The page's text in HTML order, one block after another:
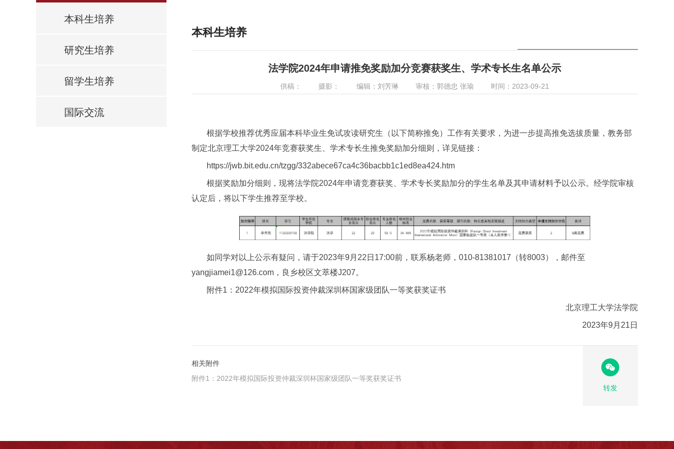
本科生培养
研究生培养
留学生培养
国际交流
本科生培养
法学院2024年申请推免奖励加分竞赛获奖生、学术专长生名单公示
供稿： 摄影： 编辑：刘芳琳 审核：郭德忠 张瑜 时间：2023-09-21
根据学校推荐优秀应届本科毕业生免试攻读研究生（以下简称推免）工作有关要求，为进一步提高推免选拔质量，教务部
制定北京理工大学2024年竞赛获奖生、学术专长生推免奖励加分细则，详见链接：
https://jwb.bit.edu.cn/tzgg/332abece67ca4c36bacbb1c1ed8ea424.htm
根据奖励加分细则，现将法学院2024年申请竞赛获奖、学术专长奖励加分的学生名单及其申请材料予以公示。经学院审核
认定后，将以下学生推荐至学校。
如同学对以上公示有疑问，请于2023年9月22日17:00前，联系杨老师，010-81381017（转8003），邮件至
yangjiamei1@126.com，良乡校区文萃楼J207。
附件1：2022年模拟国际投资仲裁深圳杯国家级团队一等奖获奖证书
北京理工大学法学院
2023年9月21日
转发
相关附件
附件1：2022年模拟国际投资仲裁深圳杯国家级团队一等奖获奖证书